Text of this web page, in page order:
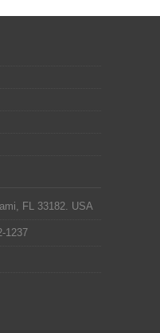
FL 33182. USA
1237